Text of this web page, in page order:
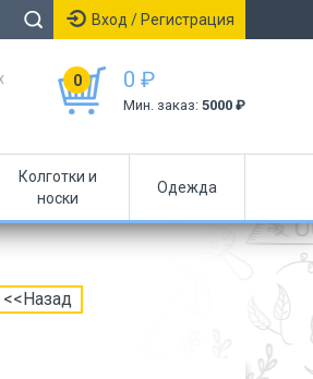
Вход / Регистрация
0 0 ₽
Мин. заказ: 5000 ₽
Колготки и
носки
Одежда
<<Назад